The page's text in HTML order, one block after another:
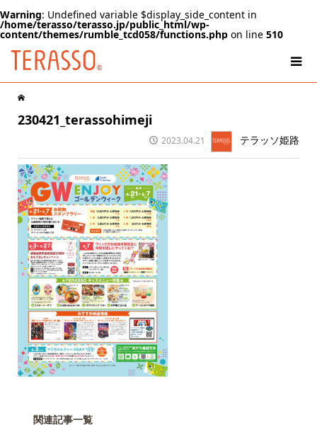
Warning: Undefined variable $display_side_content in
/home/terasso/terasso.jp/public_html/wp-
content/themes/rumble_tcd058/functions.php on line 510
230421_terassohimeji
2023.04.21 テラッソ姫路
関連記事一覧